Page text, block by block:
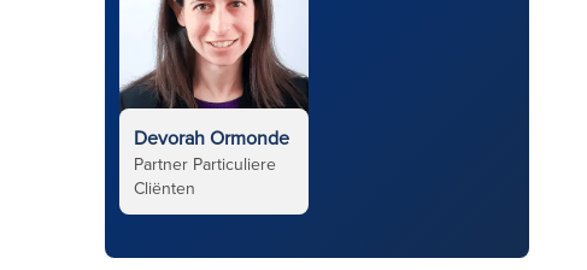
Devorah Ormonde
Partner Particuliere
Cliënten